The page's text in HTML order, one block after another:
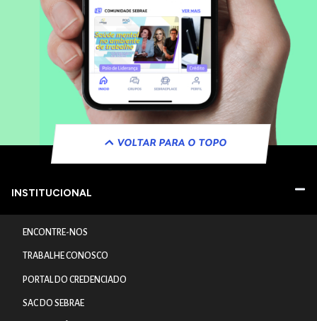
VOLTAR PARA O TOPO
INSTITUCIONAL
ENCONTRE-NOS
TRABALHE CONOSCO
PORTAL DO CREDENCIADO
SAC DO SEBRAE